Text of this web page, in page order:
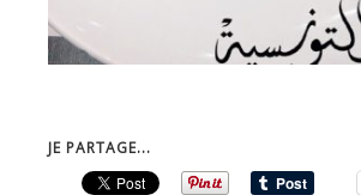
JE PARTAGE...